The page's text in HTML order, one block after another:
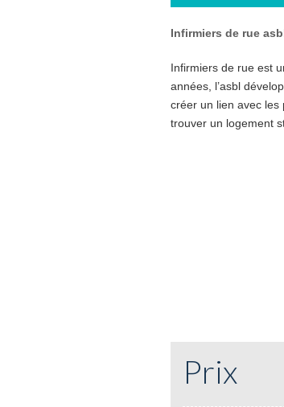
Infirmiers de rue
Infirmiers de rue est
années, l’asbl
créer un lien avec les
trouver un logement
Prix